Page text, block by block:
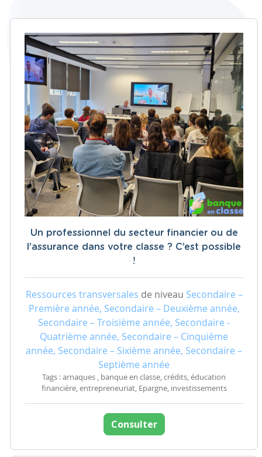
Un professionnel du secteur financier ou de
l’assurance dans votre classe ? C’est possible
!
Ressources transversales de niveau Secondaire –
Première année, Secondaire – Deuxième année,
Secondaire – Troisième année, Secondaire -
Quatrième année, Secondaire – Cinquième
année, Secondaire – Sixième année, Secondaire –
Septième année
Tags : arnaques , banque en classe, crédits, éducation
financière, entrepreneuriat, Epargne, investissements
Consulter